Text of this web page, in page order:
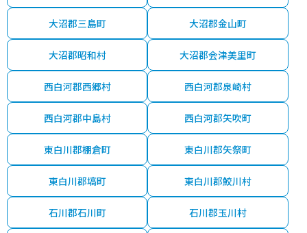
大沼郡三島町 大沼郡金山町
大沼郡昭和村 大沼郡会津美里町
西白河郡西郷村 西白河郡泉崎村
西白河郡中島村 西白河郡矢吹町
東白川郡棚倉町 東白川郡矢祭町
東白川郡塙町 東白川郡鮫川村
石川郡石川町 石川郡玉川村